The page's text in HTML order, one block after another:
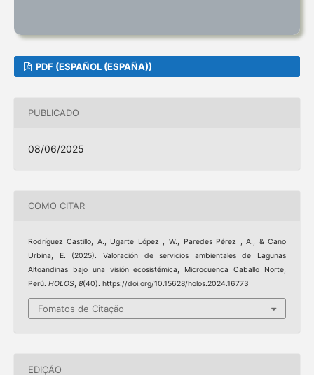
PDF (ESPAÑOL (ESPAÑA))
PUBLICADO
08/06/2025
COMO CITAR
Rodríguez Castillo, A., Ugarte López , W., Paredes Pérez , A., & Cano
Urbina, E. (2025). Valoración de servicios ambientales de Lagunas
Altoandinas bajo una visión ecosistémica, Microcuenca Caballo Norte,
Perú. HOLOS, 8(40). https://doi.org/10.15628/holos.2024.16773
Fomatos de Citação
EDIÇÃO